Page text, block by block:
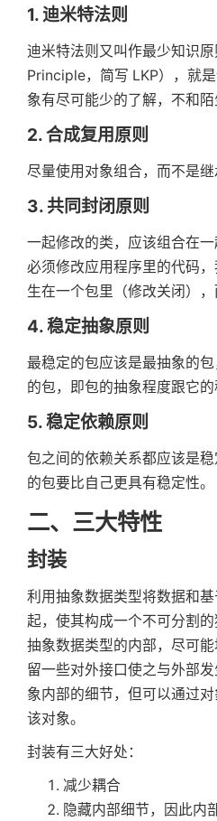
1. 迪米特法则
迪米特法则又叫作最少知识
Principle，简写 LKP），就
象有尽可能少的了解，不和陌
2. 合成复用原则
尽量使用对象组合，而不是继
3. 共同封闭原则
一起修改的类，应该组合在
必须修改应用程序里的代码
生在一个包里（修改关闭），
4. 稳定抽象原则
最稳定的包应该是最抽象的
的包，即包的抽象程度跟它的
5. 稳定依赖原则
包之间的依赖关系都应该是
的包要比自己更具有稳定性。
二、三大特性
封装
利用抽象数据类型将数据和
起，使其构成一个不可分割
抽象数据类型的内部，尽可
留一些对外接口使之与外部
象内部的细节，但可以通过
该对象。
封装有三大好处：
减少耦合
隐藏内部细节，因此内